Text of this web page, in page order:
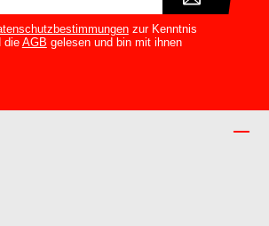
zur Kenntnis
die AGB gelesen und bin mit ihnen